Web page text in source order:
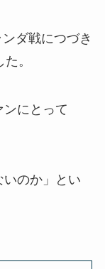
ダ戦につづき
。
にとって
いのか」とい